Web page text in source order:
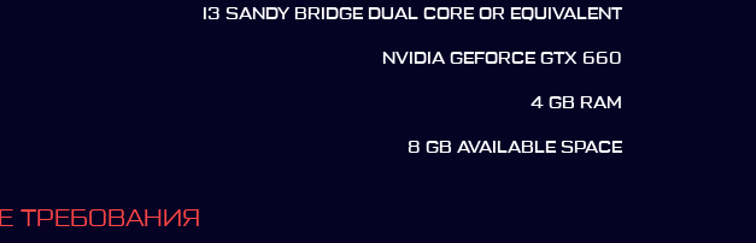
I3 SANDY BRIDGE DUAL CORE OR EQUIVALENT
NVIDIA GEFORCE GTX 660
4 GB RAM
8 GB AVAILABLE SPACE
ТРЕБОВАНИЯ